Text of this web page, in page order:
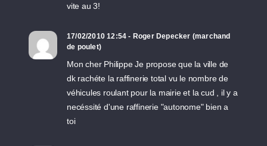
vite au 3!
17/02/2010 12:54 - Roger Depecker (marchand
de poulet)
Mon cher Philippe Je propose que la ville de
dk rachéte la raffinerie total vu le nombre de
véhicules roulant pour la mairie et la cud , il y a
necéssité d'une raffinerie "autonome" bien a
toi